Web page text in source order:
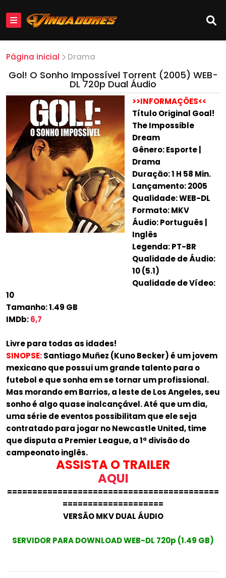
Página inicial Drama
Gol! O Sonho Impossível Torrent (2005) WEB-
DL 720p Dual Áudio
>>INFORMAÇÕES<<
Título Original Goal!
The Impossible
Dream
Gênero: Esporte |
Drama
Duração: 1 H 58 Min.
Lançamento: 2005
Qualidade: WEB-DL
Formato: MKV
Áudio: Português |
Inglês
Legenda: PT-BR
Qualidade de Áudio:
10 (5.1)
Qualidade de Vídeo:
10
Tamanho: 1.49 GB
IMDb:6,7
Livre para todas as idades!
SINOPSE:Santiago Muñez (Kuno Becker) é um jovem
mexicano que possui um grande talento para o
futebol e que sonha em se tornar um profissional.
Mas morando em Barrios, a leste de Los Angeles, seu
sonho é algo quase inalcançável. Até que um dia,
uma série de eventos possibilitam que ele seja
contratado para jogar no Newcastle United, time
que disputa a Premier League, a 1ª divisão do
campeonato inglês.
ASSISTA O TRAILER
AQUI
==========================================
====================
VERSÃO MKV DUAL ÁUDIO
SERVIDOR PARA DOWNLOAD WEB-DL 720p (1.49 GB)